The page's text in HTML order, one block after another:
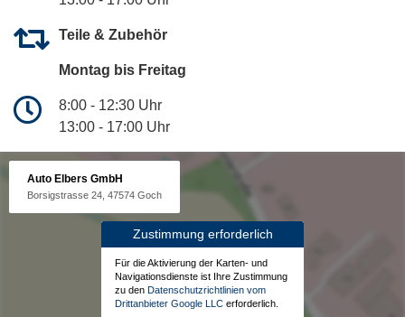
Teile & Zubehör
Montag bis Freitag
8:00 - 12:30 Uhr
13:00 - 17:00 Uhr
Auto Elbers GmbH
Borsigstrasse 24, 47574 Goch
Zustimmung erforderlich
Für die Aktivierung der Karten- und
Navigationsdienste ist Ihre Zustimmung
zu den Datenschutzrichtlinien vom
Drittanbieter Google LLC erforderlich.